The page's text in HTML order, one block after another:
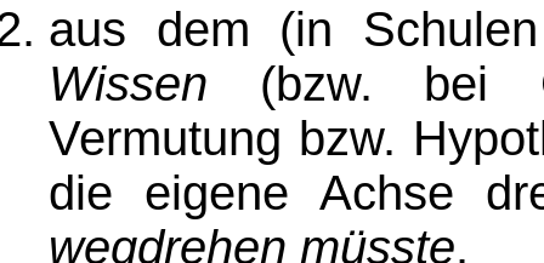
aus dem (in
Wissen (bzw. bei
Vermutung bzw.
die eigene Achse
wegdrehen müsste.